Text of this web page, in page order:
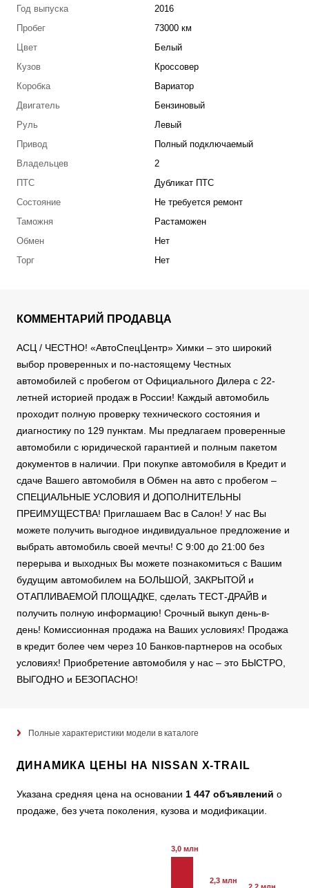
Год выпуска
2016
Пробег
73000 км
Цвет
Белый
Кузов
Кроссовер
Коробка
Вариатор
Двигатель
Бензиновый
Руль
Левый
Привод
Полный подключаемый
Владельцев
2
ПТС
Дубликат ПТС
Состояние
Не требуется ремонт
Таможня
Растаможен
Обмен
Нет
Торг
Нет
КОММЕНТАРИЙ ПРОДАВЦА
АСЦ / ЧЕСТНО! «АвтоСпецЦентр» Химки – это широкий
выбор проверенных и по-настоящему Честных
автомобилей с пробегом от Официального Дилера с 22-
летней историей продаж в России! Каждый автомобиль
проходит полную проверку технического состояния и
диагностику по 129 пунктам. Мы предлагаем проверенные
автомобили с юридической гарантией и полным пакетом
документов в наличии. При покупке автомобиля в Кредит и
сдаче Вашего автомобиля в Обмен на авто с пробегом –
СПЕЦИАЛЬНЫЕ УСЛОВИЯ И ДОПОЛНИТЕЛЬНЫ
ПРЕИМУЩЕСТВА! Приглашаем Вас в Салон! У нас Вы
можете получить выгодное индивидуальное предложение и
выбрать автомобиль своей мечты! С 9:00 до 21:00 без
перерыва и выходных Вы можете познакомиться с Вашим
будущим автомобилем на БОЛЬШОЙ, ЗАКРЫТОЙ и
ОТАПЛИВАЕМОЙ ПЛОЩАДКЕ, сделать ТЕСТ-ДРАЙВ и
получить полную информацию! Срочный выкуп день-в-
день! Комиссионная продажа на Ваших условиях! Продажа
в кредит более чем через 10 Банков-партнеров на особых
условиях! Приобретение автомобиля у нас – это БЫСТРО,
ВЫГОДНО и БЕЗОПАСНО!
Полные характеристики модели в каталоге
ДИНАМИКА ЦЕНЫ НА NISSAN X-TRAIL
Указана средняя цена на основании 1 447 объявлений о
продаже, без учета поколения, кузова и модификации.
3,0 млн
2,3 млн